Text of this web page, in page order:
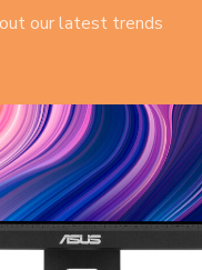
our latest trends